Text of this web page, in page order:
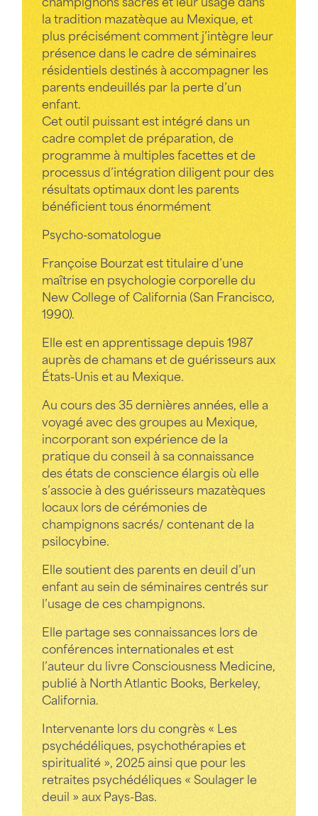
la tradition mazatèque au Mexique, et
plus précisément comment j’intègre leur
présence dans le cadre de séminaires
résidentiels destinés à accompagner les
parents endeuillés par la perte d’un
enfant.
Cet outil puissant est intégré dans un
cadre complet de préparation, de
programme à multiples facettes et de
processus d’intégration diligent pour des
résultats optimaux dont les parents
bénéficient tous énormément
Psycho-somatologue
Françoise Bourzat est titulaire d’une
maîtrise en psychologie corporelle du
New College of California (San Francisco,
1990).
Elle est en apprentissage depuis 1987
auprès de chamans et de guérisseurs aux
États-Unis et au Mexique.
Au cours des 35 dernières années, elle a
voyagé avec des groupes au Mexique,
incorporant son expérience de la
pratique du conseil à sa connaissance
des états de conscience élargis où elle
s’associe à des guérisseurs mazatèques
locaux lors de cérémonies de
champignons sacrés/ contenant de la
psilocybine.
Elle soutient des parents en deuil d’un
enfant au sein de séminaires centrés sur
l’usage de ces champignons.
Elle partage ses connaissances lors de
conférences internationales et est
l’auteur du livre Consciousness Medicine,
publié à North Atlantic Books, Berkeley,
California.
Intervenante lors du congrès « Les
psychédéliques, psychothérapies et
spiritualité », 2025 ainsi que pour les
retraites psychédéliques « Soulager le
deuil » aux Pays-Bas.